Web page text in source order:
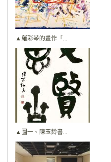
▲羅彩琴的畫作「...
▲圖一、陳玉鈴書...